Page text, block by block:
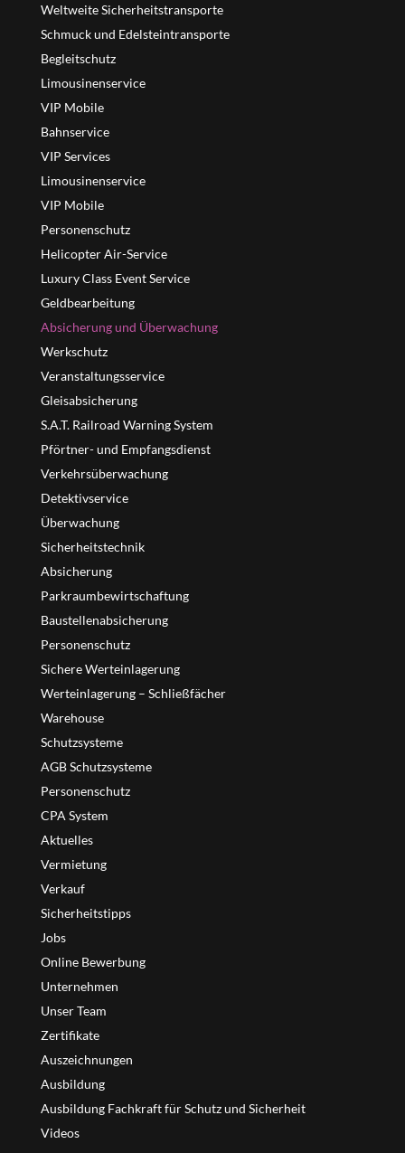
Weltweite Sicherheitstransporte
Schmuck und Edelsteintransporte
Begleitschutz
Limousinenservice
VIP Mobile
Bahnservice
VIP Services
Limousinenservice
VIP Mobile
Personenschutz
Helicopter Air-Service
Luxury Class Event Service
Geldbearbeitung
Absicherung und Überwachung
Werkschutz
Veranstaltungsservice
Gleisabsicherung
S.A.T. Railroad Warning System
Pförtner- und Empfangsdienst
Verkehrsüberwachung
Detektivservice
Überwachung
Sicherheitstechnik
Absicherung
Parkraumbewirtschaftung
Baustellenabsicherung
Personenschutz
Sichere Werteinlagerung
Werteinlagerung – Schließfächer
Warehouse
Schutzsysteme
AGB Schutzsysteme
Personenschutz
CPA System
Aktuelles
Vermietung
Verkauf
Sicherheitstipps
Jobs
Online Bewerbung
Unternehmen
Unser Team
Zertifikate
Auszeichnungen
Ausbildung
Ausbildung Fachkraft für Schutz und Sicherheit
Videos